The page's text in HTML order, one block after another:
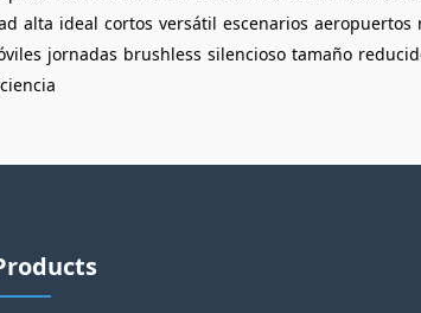
alta ideal cortos versátil escenarios aeropuertos
jornadas brushless silencioso tamaño